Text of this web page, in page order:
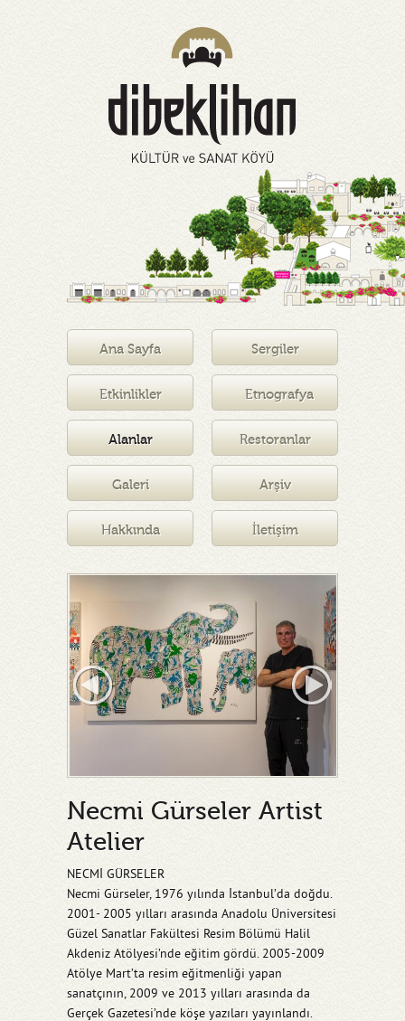
Ana Sayfa Sergiler
Etkinlikler Etnografya
Müzesi
Alanlar Restoranlar
Galeri Arşiv
Hakkında İletişim
Necmi Gürseler Artist
Atelier
NECMİ GÜRSELER
Necmi Gürseler, 1976 yılında İstanbul’da doğdu.
2001- 2005 yılları arasında Anadolu Üniversitesi
Güzel Sanatlar Fakültesi Resim Bölümü Halil
Akdeniz Atölyesi’nde eğitim gördü. 2005-2009
Atölye Mart’ta resim eğitmenliği yapan
sanatçının, 2009 ve 2013 yılları arasında da
Gerçek Gazetesi’nde köşe yazıları yayınlandı.